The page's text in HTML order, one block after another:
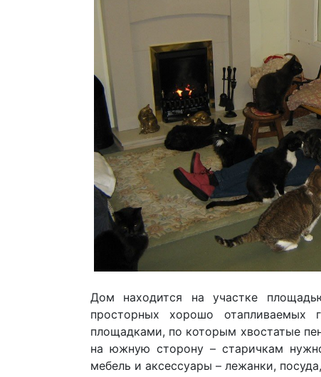
Дом находится на участке
просторных хорошо
площадками, по которым хвостатые
на южную сторону – старичкам
мебель и аксессуары – лежанки,